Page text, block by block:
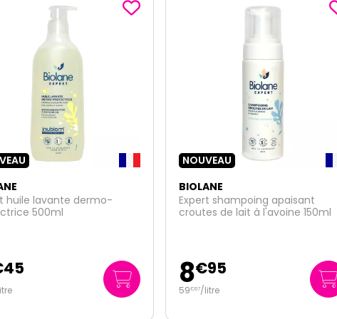
shampoing apaisant
de lait à l'avoine 150ml
95
NOUVEAU
BIOLANE
Expert creme change bio 75ml
6€95
92€67/litre